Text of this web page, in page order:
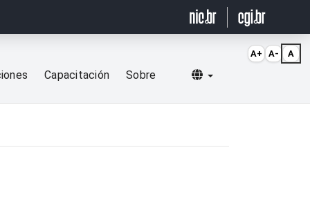
Capacitación Sobre Selecionar idioma
A+ A- A